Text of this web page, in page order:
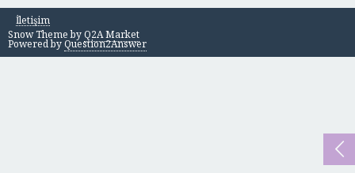
İletişim
Snow Theme byQ2A Market
Powered byQuestion2Answer